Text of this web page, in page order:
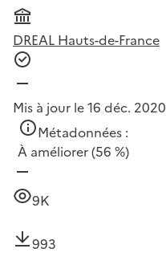
DREAL Hauts-de-France
Mis à jour le 16 déc. 2020
Métadonnées :
À améliorer(56 %)
9K
993